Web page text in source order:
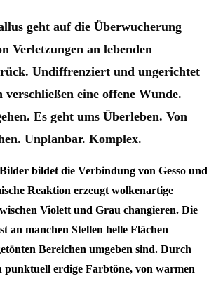
geht auf die Überwucherung
Verletzungen an lebenden
Undiffrenziert und ungerichtet
verschließen eine offene Wunde.
Es geht ums Überleben. Von
Unplanbar. Komplex.
bildet die Verbindung von Gesso und
Reaktion erzeugt wolkenartige
Violett und Grau changieren. Die
an manchen Stellen helle Flächen
Bereichen umgeben sind. Durch
punktuell erdige Farbtöne, von warmen